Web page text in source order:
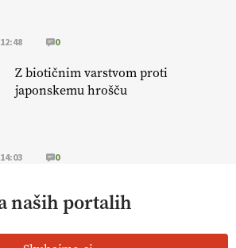
0
Z biotičnim varstvom proti
japonskemu hrošču
0
naših portalih